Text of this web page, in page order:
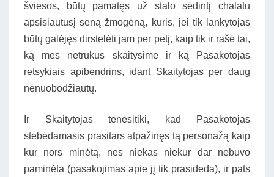
šviesos, būtų pamatęs už stalo sėdintį chalatu
apsisiautusį seną žmogėną, kuris, jei tik lankytojas
būtų galėjęs dirstelėti jam per petį, kaip tik ir rašė tai,
ką mes netrukus skaitysime ir ką Pasakotojas
retsykiais apibendrins, idant Skaitytojas per daug
nenuobodžiautų.
Ir Skaitytojas tenesitiki, kad Pasakotojas
stebėdamasis prasitars atpažinęs tą personažą kaip
kur nors minėtą, nes niekas niekur dar nebuvo
paminėta (pasakojimas apie jį tik prasideda), ir pats